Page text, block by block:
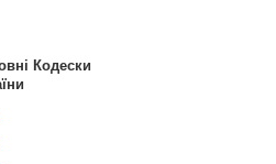
Кодески